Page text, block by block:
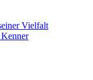
Vielfalt